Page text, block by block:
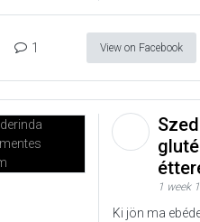
1 View on Facebook
1 week
Ki jön ma